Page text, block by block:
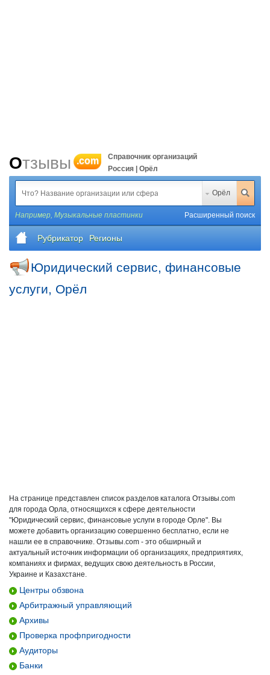
Отзывы .com
Справочник организаций
Россия | Орёл
Орёл
Например, Музыкальные пластинки Расширенный поиск
Рубрикатор Регионы
Юридический сервис, финансовые
услуги, Орёл
На странице представлен список разделов каталога Отзывы.com
для города Орла, относящихся к сфере деятельности
"Юридический сервис, финансовые услуги в городе Орле". Вы
можете добавить организацию совершенно бесплатно, если не
нашли ее в справочнике. Отзывы.com - это обширный и
актуальный источник информации об организациях, предприятиях,
компаниях и фирмах, ведущих свою деятельность в России,
Украине и Казахстане.
Центры обзвона
Арбитражный управляющий
Архивы
Проверка профпригодности
Аудиторы
Банки